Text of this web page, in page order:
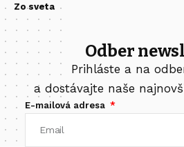
Zo sveta
Odber
Prihláste a na
a dostávajte naše
E-mailová adresa